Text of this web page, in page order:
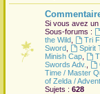
Si vous avez
Sous-forums :
the Wild
Tri
Sword
Spirit
Minish Cap
Swords Adv.
Time / Master
of Zelda /
Sujets : 628